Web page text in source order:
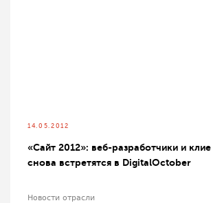
14.05.2012
«Сайт 2012»: веб-разработчики и
снова встретятся в DigitalOctober
Новости отрасли